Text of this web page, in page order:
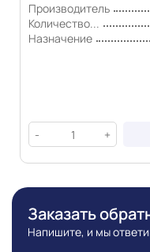
Производитель
Количество...
Назначение
- +
Заказать
Напишите, и мы